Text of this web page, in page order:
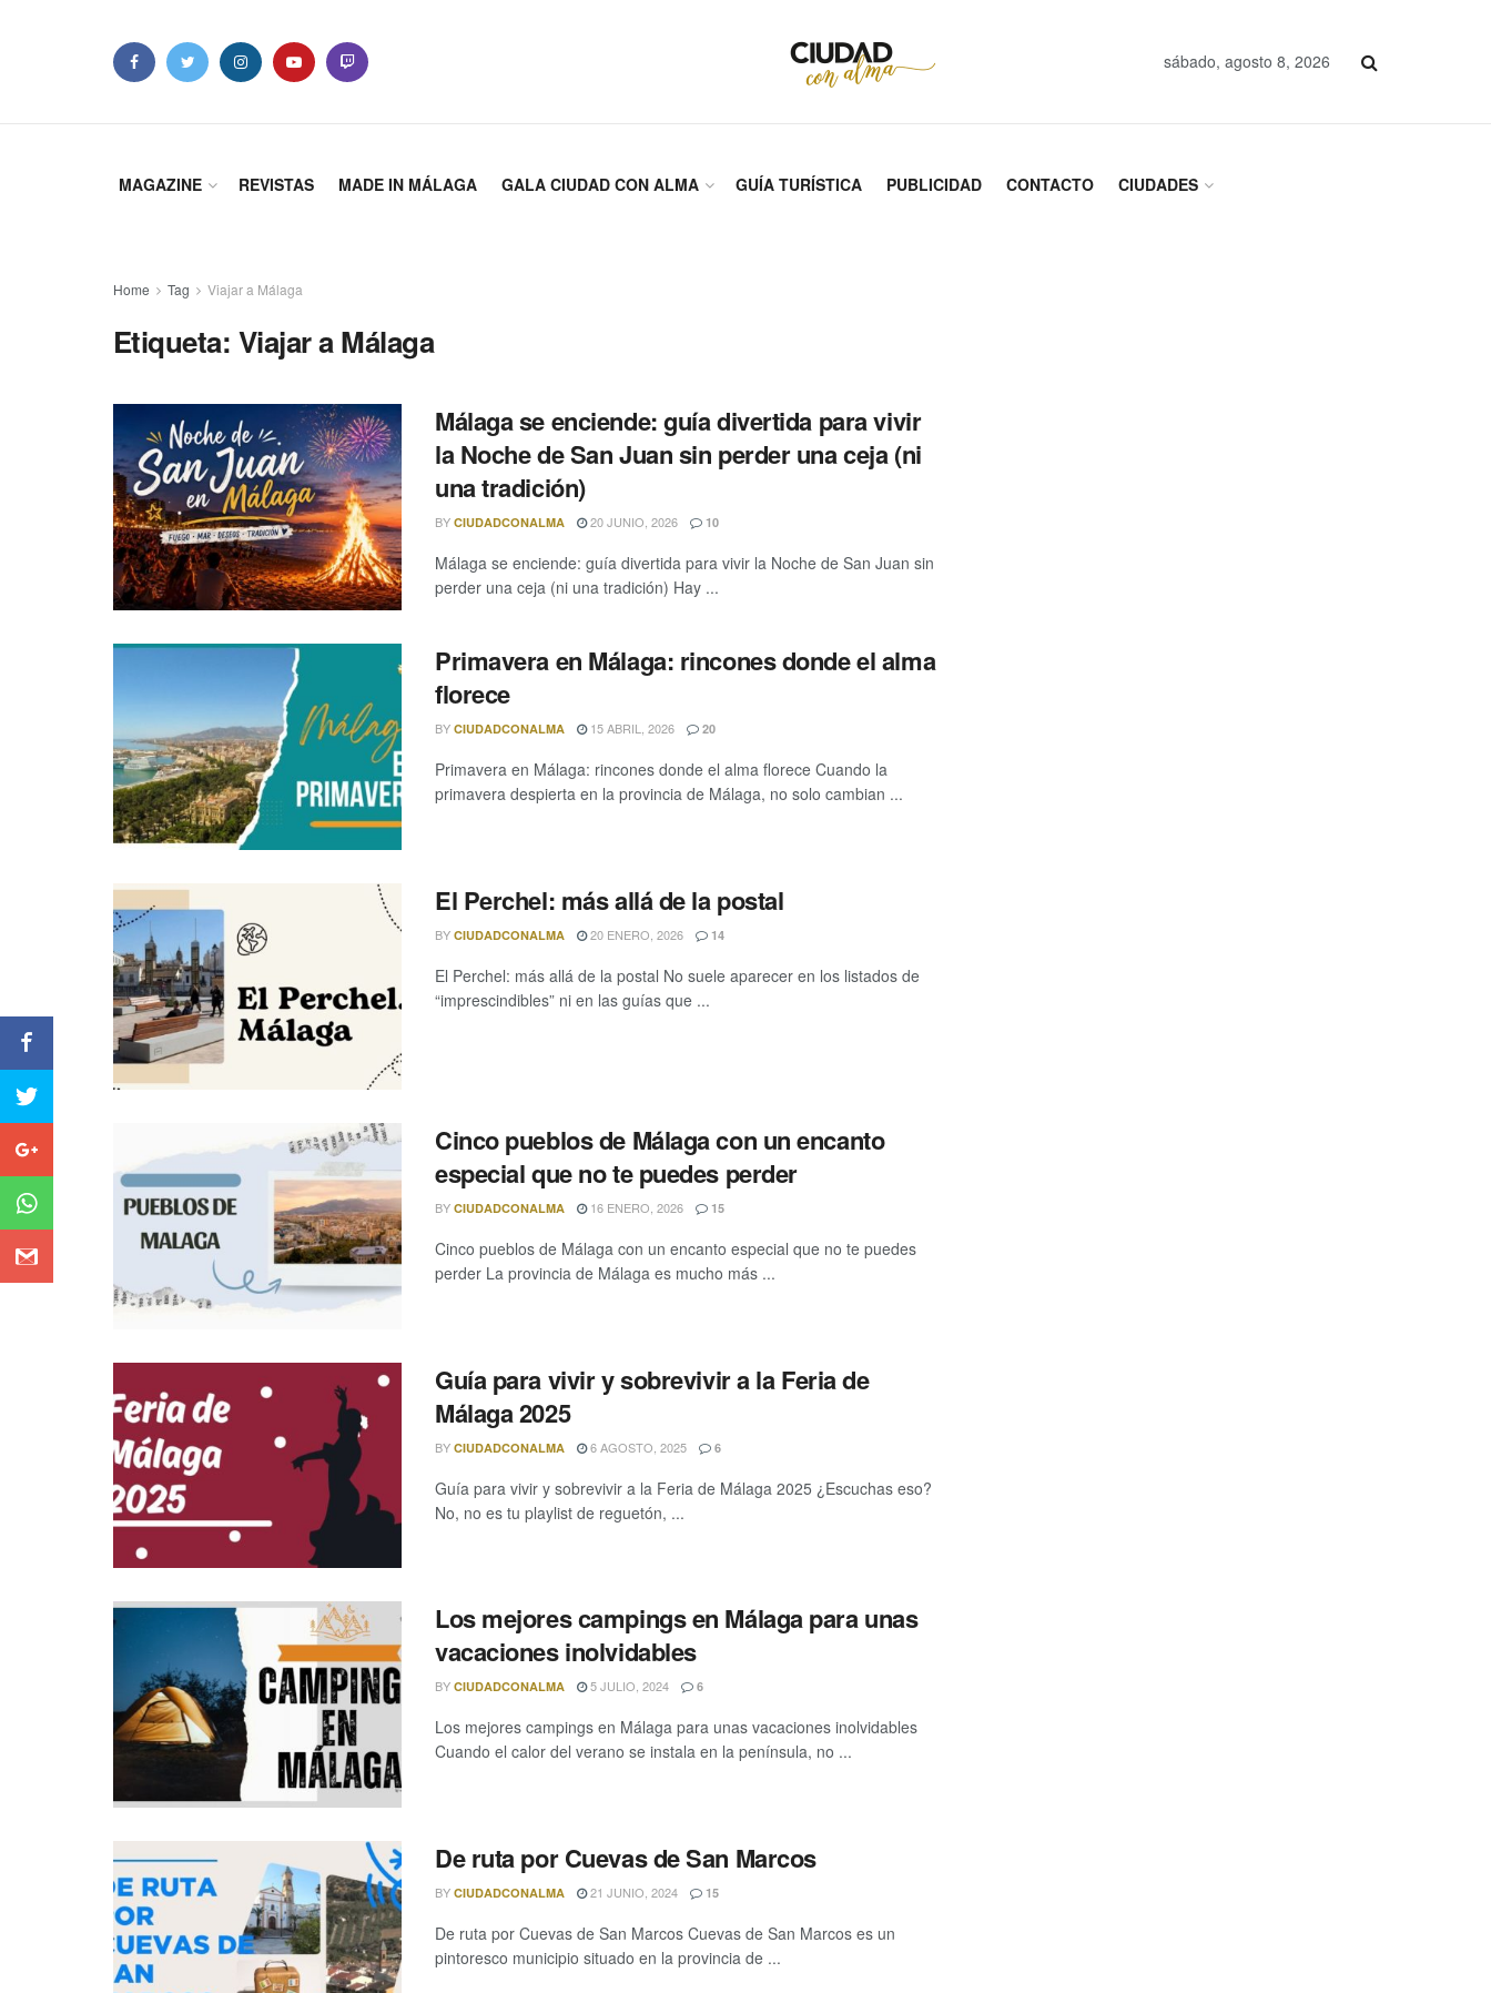
sábado, agosto 8, 2026
MAGAZINE REVISTAS MADE IN MÁLAGA GALA CIUDAD CON ALMA GUÍA TURÍSTICA PUBLICIDAD CONTACTO CIUDADES
Home Tag Viajar a Málaga
Etiqueta: Viajar a Málaga
Málaga se enciende: guía divertida para vivir
la Noche de San Juan sin perder una ceja (ni
una tradición)
BY CIUDADCONALMA 20 JUNIO, 2026 10
Málaga se enciende: guía divertida para vivir la Noche de San Juan sin
perder una ceja (ni una tradición) Hay ...
Primavera en Málaga: rincones donde el alma
florece
BY CIUDADCONALMA 15 ABRIL, 2026 20
Primavera en Málaga: rincones donde el alma florece Cuando la
primavera despierta en la provincia de Málaga, no solo cambian ...
El Perchel: más allá de la postal
BY CIUDADCONALMA 20 ENERO, 2026 14
El Perchel: más allá de la postal No suele aparecer en los listados de
“imprescindibles” ni en las guías que ...
Cinco pueblos de Málaga con un encanto
especial que no te puedes perder
BY CIUDADCONALMA 16 ENERO, 2026 15
Cinco pueblos de Málaga con un encanto especial que no te puedes
perder La provincia de Málaga es mucho más ...
Guía para vivir y sobrevivir a la Feria de
Málaga 2025
BY CIUDADCONALMA 6 AGOSTO, 2025 6
Guía para vivir y sobrevivir a la Feria de Málaga 2025 ¿Escuchas eso?
No, no es tu playlist de reguetón, ...
Los mejores campings en Málaga para unas
vacaciones inolvidables
BY CIUDADCONALMA 5 JULIO, 2024 6
Los mejores campings en Málaga para unas vacaciones inolvidables
Cuando el calor del verano se instala en la península, no ...
De ruta por Cuevas de San Marcos
BY CIUDADCONALMA 21 JUNIO, 2024 15
De ruta por Cuevas de San Marcos Cuevas de San Marcos es un
pintoresco municipio situado en la provincia de ...